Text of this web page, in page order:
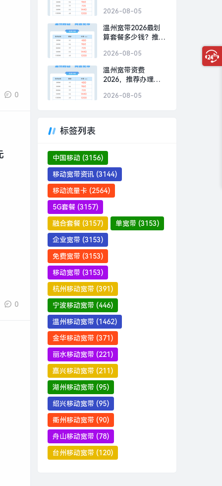
0
0
480元
2026-08-05
温州宽带2026最划
算套餐多少钱？推荐
480元
2026-08-05
温州宽带资费
2026，推荐办理移
2026-08-05
标签列表
中国移动 (3156)
移动宽带资讯 (3144)
移动流量卡 (2564)
5G套餐 (3157)
融合套餐 (3157) 单宽带 (3153)
企业宽带 (3153)
免费宽带 (3153)
移动宽带 (3153)
杭州移动宽带 (391)
宁波移动宽带 (446)
温州移动宽带 (1462)
金华移动宽带 (371)
丽水移动宽带 (221)
嘉兴移动宽带 (211)
湖州移动宽带 (95)
绍兴移动宽带 (95)
衢州移动宽带 (90)
舟山移动宽带 (78)
台州移动宽带 (120)